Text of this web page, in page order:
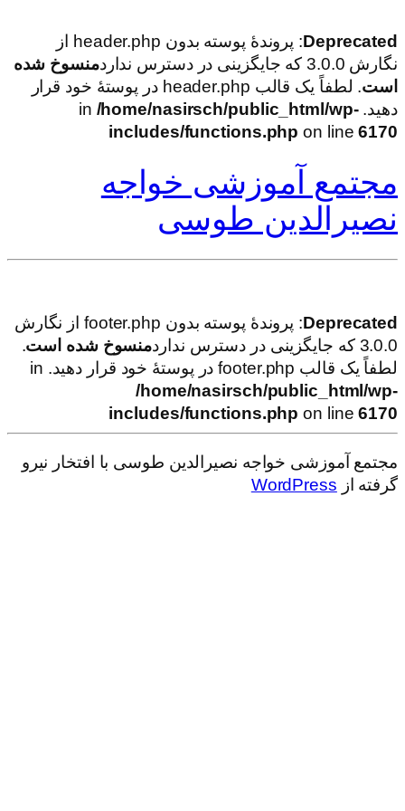
Deprecated
: پروندهٔ پوسته بدون header.php از
نگارش 3.0.0 که جایگزینی در دسترس ندارد
منسوخ شده
است
. لطفاً یک قالب header.php در پوستهٔ خود قرار
دهید. in/home/nasirsch/public_html/wp-
includes/functions.php on line6170
مجتمع آموزشی خواجه
نصیرالدین طوسی
Deprecated
: پروندهٔ پوسته بدون footer.php از نگارش
3.0.0 که جایگزینی در دسترس ندارد
منسوخ شده است.
لطفاً یک قالب footer.php در پوستهٔ خود قرار دهید. in
/home/nasirsch/public_html/wp-
includes/functions.php on line6170
مجتمع آموزشی خواجه نصیرالدین طوسی با افتخار نیرو
گرفته از WordPress